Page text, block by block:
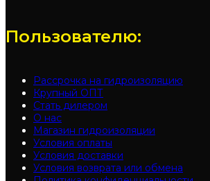
Пользователю:
Рассрочка на гидроизоляцию
Крупный ОПТ
Стать дилером
О нас
Магазин гидроизоляции
Условия оплаты
Условия доставки
Условия возврата или обмена